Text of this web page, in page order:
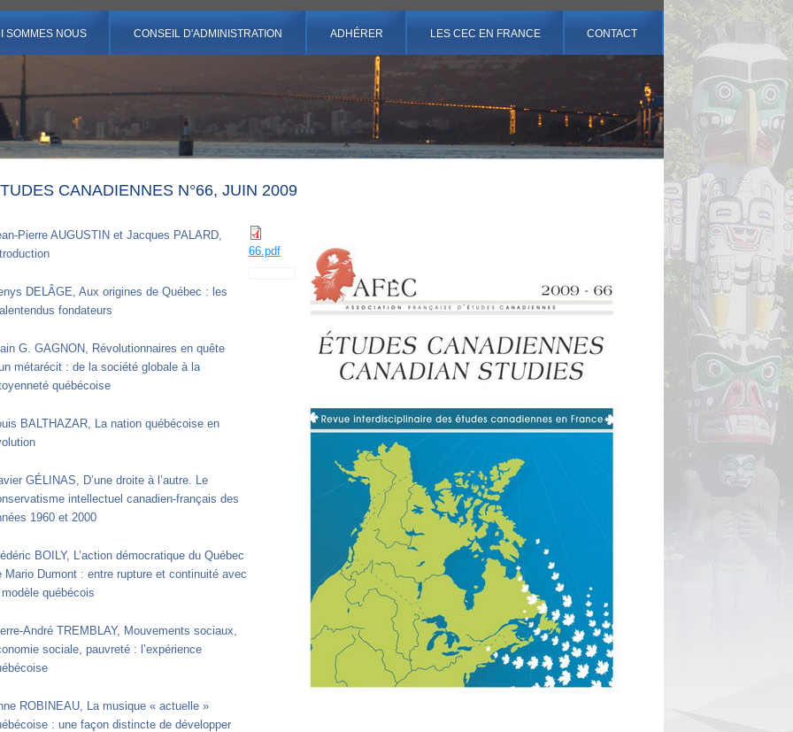
SOMMES NOUS CONSEIL D'ADMINISTRATION ADHÉRER LES CEC EN FRANCE CONTACT
CANADIENNES N°66, JUIN 2009
Pierre AUGUSTIN et Jacques PALARD,
DELÂGE, Aux origines de Québec : les
fondateurs
G. GAGNON, Révolutionnaires en quête
métarécit : de la société globale à la
québécoise
BALTHAZAR, La nation québécoise en
GÉLINAS, D’une droite à l’autre. Le
intellectuel canadien-français des
1960 et 2000
BOILY, L’action démocratique du Québec
Mario Dumont : entre rupture et continuité avec
modèle québécois
André TREMBLAY, Mouvements sociaux,
sociale, pauvreté : l’expérience
ROBINEAU, La musique « actuelle »
: une façon distincte de développer
66.pdf